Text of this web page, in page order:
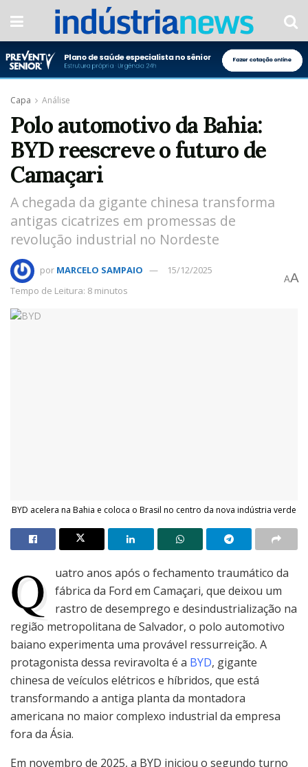
Capa Análise
Polo automotivo da Bahia:
BYD reescreve o futuro de
Camaçari
A chegada da gigante chinesa transforma
antigas cicatrizes em promessas de
revolução industrial no Nordeste
por MARCELO SAMPAIO
15/12/2025
Tempo de Leitura: 8 minutos
AA
BYD acelera na Bahia e coloca o Brasil no centro da nova indústria verde
Q
uatro anos após o fechamento traumático da
fábrica da Ford em Camaçari, que deixou um
rastro de desemprego e desindustrialização na
região metropolitana de Salvador, o polo automotivo
baiano experimenta uma provável ressurreição. A
protagonista dessa reviravolta é a BYD, gigante
chinesa de veículos elétricos e híbridos, que está
transformando a antiga planta da montadora
americana no maior complexo industrial da empresa
fora da Ásia.
Em novembro de 2025, a BYD iniciou o segundo turno